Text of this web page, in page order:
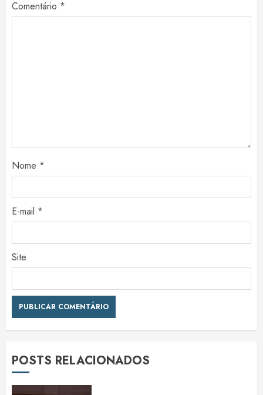
Comentário *
Nome *
E-mail *
Site
POSTS RELACIONADOS